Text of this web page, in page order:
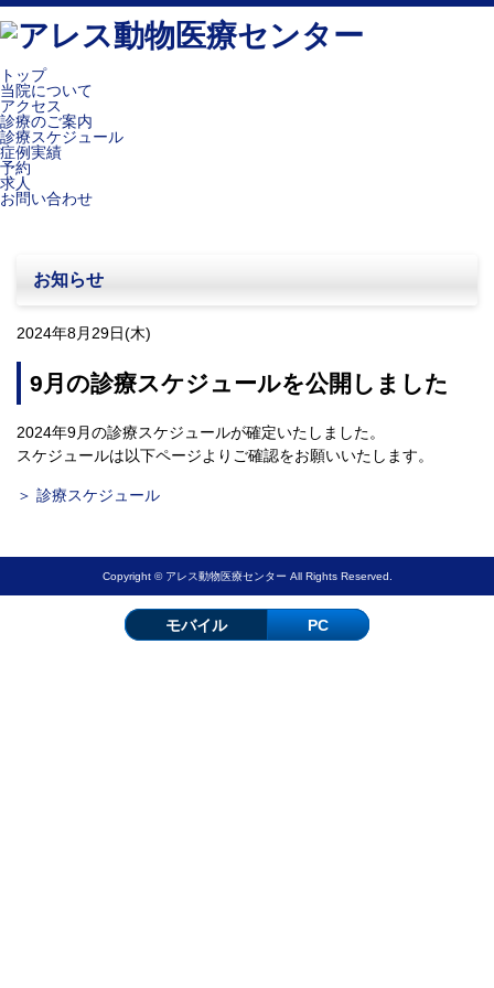
トップ
当院について
アクセス
診療のご案内
診療スケジュール
症例実績
予約
求人
お問い合わせ
お知らせ
2024年8月29日(木)
9月の診療スケジュールを公開しました
2024年9月の診療スケジュールが確定いたしました。
スケジュールは以下ページよりご確認をお願いいたします。
＞ 診療スケジュール
Copyright © アレス動物医療センター All Rights Reserved.
モバイル PC